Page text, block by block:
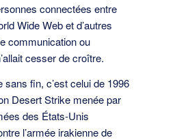
connectées entre
Wide Web et d’autres
communication ou
cesser de croître.
sans ﬁn, c’est celui de 1996
Desert Strike menée par
des États-Unis
l’armée irakienne de